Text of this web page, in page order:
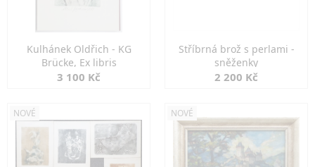
Kulhánek Oldřich - KG
Brücke, Ex libris
3 100 Kč
Stříbrná brož s perlami -
sněženky
2 200 Kč
NOVÉ NOVÉ